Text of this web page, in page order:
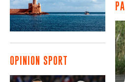
OPINION SPORT